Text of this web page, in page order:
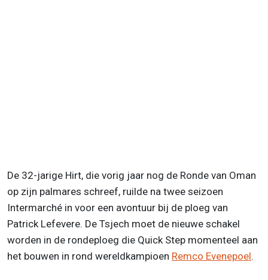
De 32-jarige Hirt, die vorig jaar nog de Ronde van Oman
op zijn palmares schreef, ruilde na twee seizoen
Intermarché in voor een avontuur bij de ploeg van
Patrick Lefevere. De Tsjech moet de nieuwe schakel
worden in de rondeploeg die Quick Step momenteel aan
het bouwen in rond wereldkampioen Remco Evenepoel.